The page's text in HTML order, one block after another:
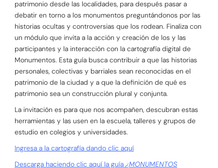
patrimonio desde las localidades, para después pasar a
debatir en torno a los monumentos preguntándonos por las
historias ocultas y controversias que los rodean. Finaliza con
un módulo que invita a la acción y creación de los y las
participantes y la interacción con la cartografía digital de
Monumentos. Esta guía busca contribuir a que las historias
personales, colectivas y barriales sean reconocidas en el
patrimonio de la ciudad y a que la definición de qué es
patrimonio sea un construcción plural y conjunta.
La invitación es para que nos acompañen, descubran estas
herramientas y las usen en la escuela, talleres y grupos de
estudio en colegios y universidades.
Ingresa a la cartografía dando clic aquí
Descarga haciendo clic aquí la guía ¿MONUMENTOS